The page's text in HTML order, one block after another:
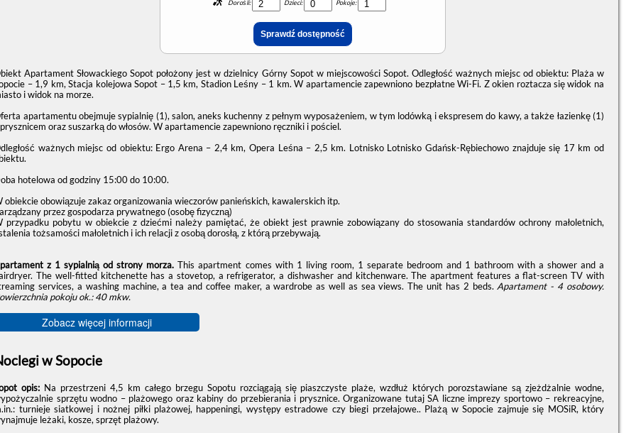
Dorośli: Dzieci: Pokoje:
Apartament Słowackiego Sopot położony jest w dzielnicy Górny Sopot w miejscowości Sopot. Odległość ważnych miejsc od obiektu: Plaża w
– 1,9 km, Stacja kolejowa Sopot – 1,5 km, Stadion Leśny – 1 km. W apartamencie zapewniono bezpłatne Wi-Fi. Z okien roztacza się widok na
i widok na morze.
apartamentu obejmuje sypialnię (1), salon, aneks kuchenny z pełnym wyposażeniem, w tym lodówką i ekspresem do kawy, a także łazienkę (1)
oraz suszarką do włosów. W apartamencie zapewniono ręczniki i pościel.
ważnych miejsc od obiektu: Ergo Arena – 2,4 km, Opera Leśna – 2,5 km. Lotnisko Lotnisko Gdańsk-Rębiechowo znajduje się 17 km od
hotelowa od godziny 15:00do 10:00.
obiekcie obowiązuje zakaz organizowania wieczorów panieńskich, kawalerskich itp.
przez gospodarza prywatnego (osobę fizyczną)
przypadku pobytu w obiekcie z dziećmi należy pamiętać, że obiekt jest prawnie zobowiązany do stosowania standardów ochrony małoletnich,
tożsamości małoletnich i ich relacji z osobą dorosłą, z którą przebywają.
z 1 sypialnią od strony morza. This apartment comes with 1 living room, 1 separate bedroom and 1 bathroom with a shower and a
The well-fitted kitchenette has a stovetop, a refrigerator, a dishwasher and kitchenware. The apartment features a flat-screen TV with
services, a washing machine, a tea and coffee maker, a wardrobe as well as sea views. The unit has 2 beds. Apartament - 4 osobowy.
pokoju ok.: 40 mkw.
Zobacz więcej informacji
w Sopocie
opis: Na przestrzeni 4,5 km całego brzegu Sopotu rozciągają się piaszczyste plaże, wzdłuż których porozstawiane są zjeżdżalnie wodne,
sprzętu wodno – plażowego oraz kabiny do przebierania i prysznice. Organizowane tutaj SA liczne imprezy sportowo – rekreacyjne,
turnieje siatkowej i nożnej piłki plażowej, happeningi, występy estradowe czy biegi przełajowe.. Plażą w Sopocie zajmuje się MOSiR, który
leżaki, kosze, sprzęt plażowy.